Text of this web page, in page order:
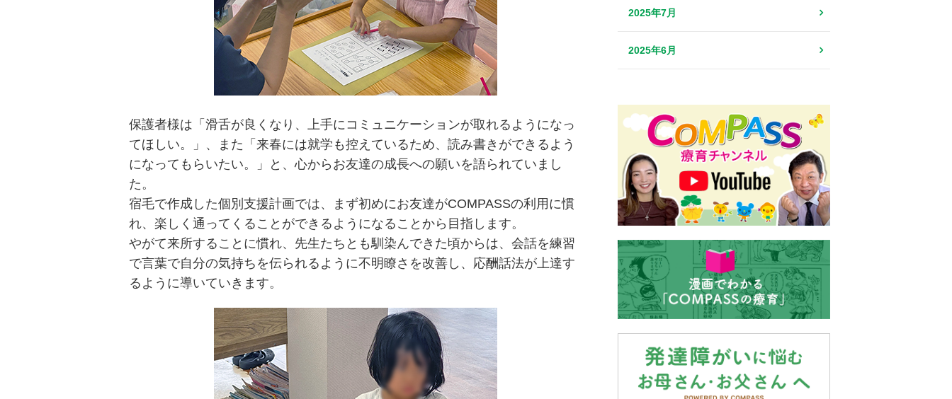
保護者様は「滑舌が良くなり、上手にコミュニケーションが取れるようになっ
てほしい。」、また「来春には就学も控えているため、読み書きができるよう
になってもらいたい。」と、心からお友達の成長への願いを語られていまし
た。
宿毛で作成した個別支援計画では、まず初めにお友達がCOMPASSの利用に慣
れ、楽しく通ってくることができるようになることから目指します。
やがて来所することに慣れ、先生たちとも馴染んできた頃からは、会話を練習
で言葉で自分の気持ちを伝られるように不明瞭さを改善し、応酬話法が上達す
るように導いていきます。
2025年7月
2025年6月